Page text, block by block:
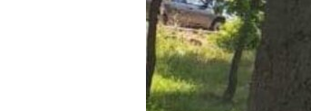
КРЫМ.НЕПОКОРЕННЫЙ
УКРАИНСКАЯ ПРОБЛЕМА КРЫМА